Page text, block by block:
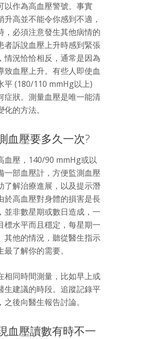
以作為高血壓警號。事實
升高並不能令你感到不適，
，必須注意發生其他病情的
者訴說血壓上升時感到緊張
情況恰恰相反，通常是因為
致血壓上升。有些人即使血
平 (180/110 mmHg以上)
症狀。測量血壓是唯一能清
的方法。
血壓要多久一次?
血壓，140/90 mmHg或以
一部血壓計，方便監測血壓
了解治療進展，以及提示潛
於高血壓對身體的損害是長
並非數星期或數日造成，一
標水平而且穩定，每星期一
其他的情況，聽從醫生指示
了解你的需要。
相同時間測量，比如早上或
生建議的時段。追蹤記錄平
後向醫生報告討論。
血壓讀數有時不一